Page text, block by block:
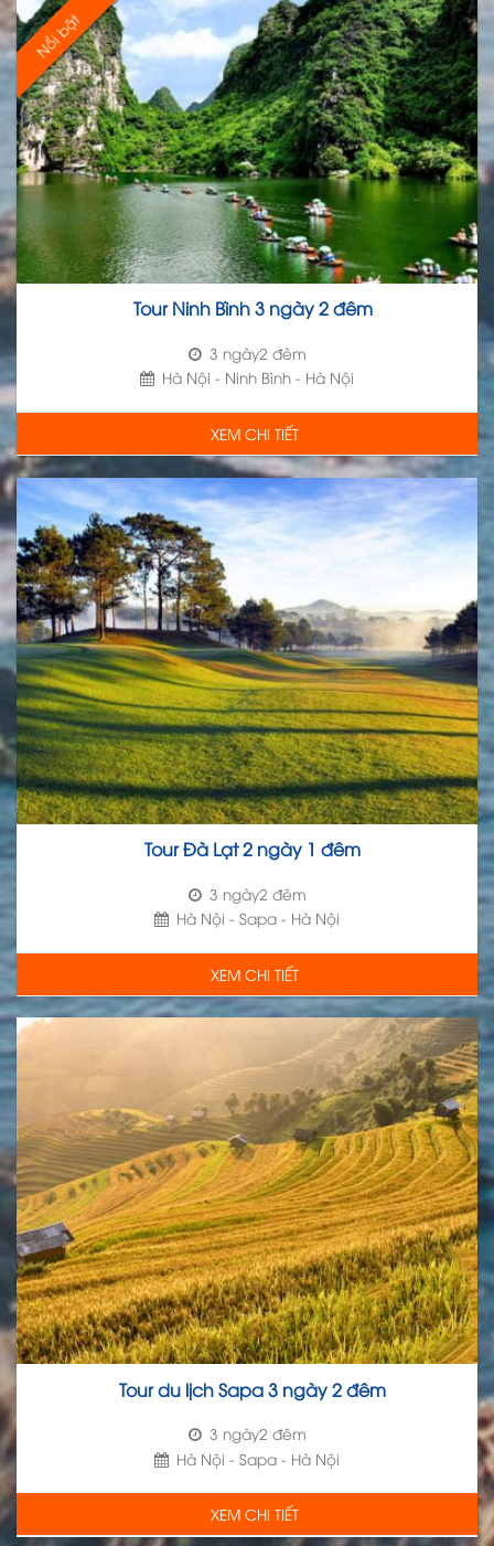
Tour Ninh Bình 3 ngày 2 đêm
Nổi bật
3 ngày2 đêm
Hà Nội - Ninh Bình - Hà Nội
XEM CHI TIẾT
Tour Đà Lạt 2 ngày 1 đêm
3 ngày2 đêm
Hà Nội - Sapa - Hà Nội
XEM CHI TIẾT
Tour du lịch Sapa 3 ngày 2 đêm
3 ngày2 đêm
Hà Nội - Sapa - Hà Nội
XEM CHI TIẾT